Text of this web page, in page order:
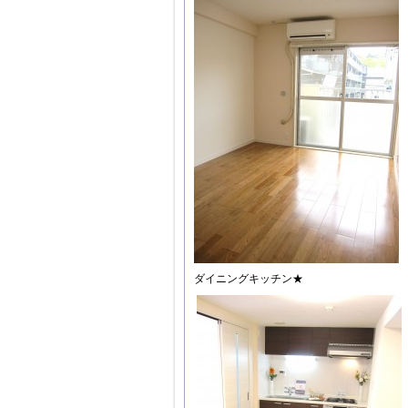
ダイニングキッチン★